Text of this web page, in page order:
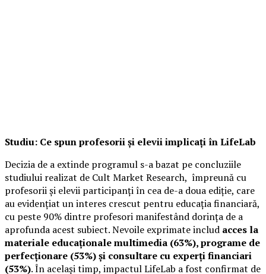
Studiu: Ce spun profesorii și elevii implicați în LifeLab
Decizia de a extinde programul s-a bazat pe concluziile
studiului realizat de Cult Market Research, împreună cu
profesorii și elevii participanți în cea de-a doua ediție, care
au evidențiat un interes crescut pentru educația financiară,
cu peste 90% dintre profesori manifestând dorința de a
aprofunda acest subiect. Nevoile exprimate includ acces la
materiale educaționale multimedia (63%), programe de
perfecționare (53%) și consultare cu experți financiari
(53%). În același timp, impactul LifeLab a fost confirmat de